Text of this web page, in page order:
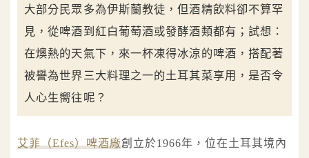
大部分民眾多為伊斯蘭教徒，但酒精飲料卻不算罕
見，從啤酒到紅白葡萄酒或發酵酒類都有；試想：
在燠熱的天氣下，來一杯凍得冰涼的啤酒，搭配著
被譽為世界三大料理之一的土耳其菜享用，是否令
人心生嚮往呢？
艾菲（Efes）啤酒廠創立於1966年，位在土耳其境內